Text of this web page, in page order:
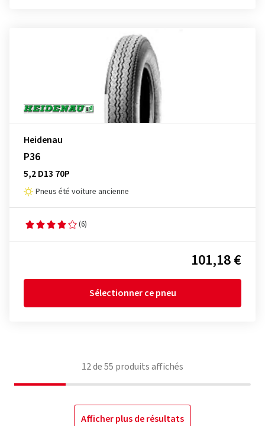
Heidenau
P36
5,2 D13 70P
Pneus été voiture ancienne
(6)
101,18 €
Sélectionner ce pneu
12de55 produits affichés
Afficher plus de résultats